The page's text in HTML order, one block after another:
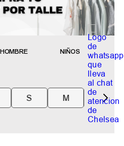
HOMBRE NIÑOS
S M